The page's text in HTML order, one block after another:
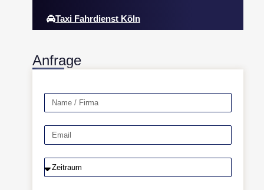
Taxi Fahrdienst Köln
Anfrage